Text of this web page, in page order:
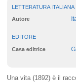
LETTERATURA ITALIANA
Autore
EDITORE
Casa editrice
Una vita (1892) è il